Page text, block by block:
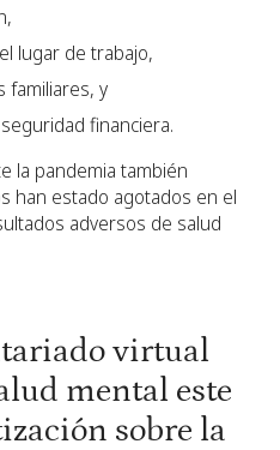
lugar de trabajo,
familiares, y
financiera.
la pandemia también
han estado agotados en el
adversos de salud
virtual
mental este
sobre la